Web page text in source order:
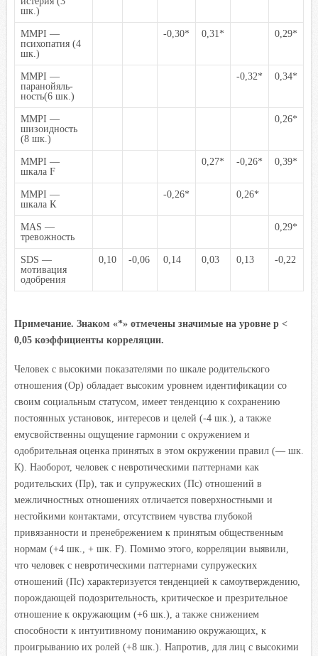
шк.)
MMPI —
психопатия (4
шк.)
-0,30* 0,31* 0,29*
MMPI —
паранойяль-
ность(6 шк.)
-0,32* 0,34*
MMPI —
шизоидность
(8 шк.)
0,26*
MMPI —
шкала F
0,27* -0,26* 0,39*
MMPI —
шкала К
-0,26* 0,26*
MAS —
тревожность
0,29*
SDS —
мотивация
одобрения
0,10 -0,06 0,14 0,03 0,13 -0,22
Примечание. Знаком «*» отмечены значимые на уровне р <
0,05 коэффициенты корреляции.
Человек с высокими показателями по шкале родительского
отношения (Ор) обладает высоким уровнем идентификации со
своим социальным статусом, имеет тенденцию к сохранению
постоянных установок, интересов и целей (-4 шк.), а также
емусвойственны ощущение гармонии с окружением и
одобрительная оценка принятых в этом окружении правил (— шк.
К). Наоборот, человек с невротическими паттернами как
родительских (Пр), так и супружеских (Пс) отношений в
межличностных отношениях отличается поверхностными и
нестойкими контактами, отсутствием чувства глубокой
привязанности и пренебрежением к принятым общественным
нормам (+4 шк., + шк. F). Помимо этого, корреляции выявили,
что человек с невротическими паттернами супружеских
отношений (Пс) характеризуется тенденцией к самоутверждению,
порождающей подозрительность, критическое и презрительное
отношение к окружающим (+6 шк.), а также снижением
способности к интуитивному пониманию окружающих, к
проигрыванию их ролей (+8 шк.). Напротив, для лиц с высокими